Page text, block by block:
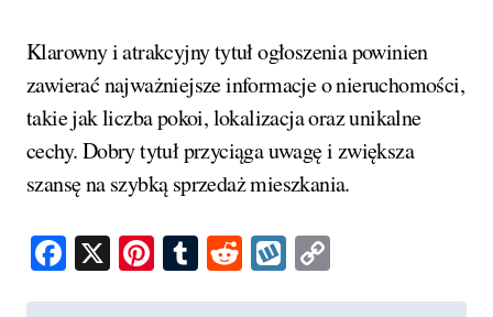
Klarowny i atrakcyjny tytuł ogłoszenia powinien
zawierać najważniejsze informacje o nieruchomości,
takie jak liczba pokoi, lokalizacja oraz unikalne
cechy. Dobry tytuł przyciąga uwagę i zwiększa
szansę na szybką sprzedaż mieszkania.
Facebook
X Pinterest
Tumblr
RedditWykop